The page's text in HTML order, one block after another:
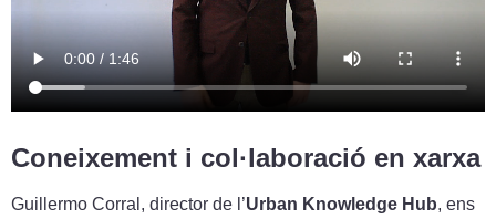
Coneixement i col·laboració en xarxa
Guillermo Corral, director de l’Urban Knowledge Hub, ens